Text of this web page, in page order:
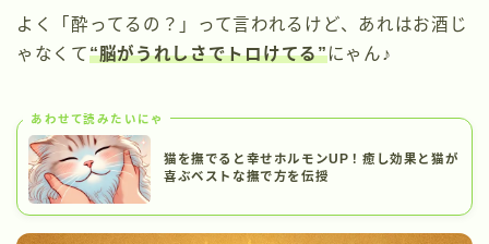
よく「酔ってるの？」って言われるけど、あれはお酒じ
ゃなくて“脳がうれしさでトロけてる”にゃん♪
あわせて読みたいにゃ
猫を撫でると幸せホルモンUP！癒し効果と猫が
喜ぶベストな撫で方を伝授